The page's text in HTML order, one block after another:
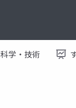
科学・技術